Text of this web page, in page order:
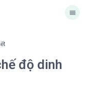
độ dinh